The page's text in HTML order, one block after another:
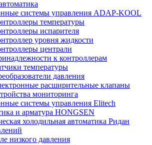
системы управления ADAP-KOOL
температуры
испарителя
уровня жидкости
централи
к контроллерам
температуры
давления
расширительные клапаны
мониторинга
системы управления Elitech
и арматура HONGSEN
холодильная автоматика Ридан
низкого давления